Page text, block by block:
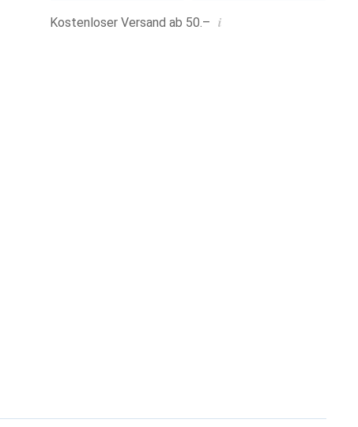
Kostenloser Versand ab 50.– i